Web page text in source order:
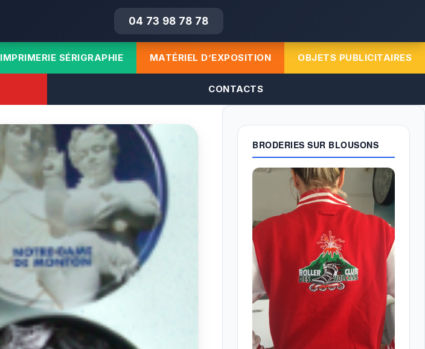
04 73 98 78 78
IMPRIMERIE SÉRIGRAPHIE MATÉRIEL D’EXPOSITION OBJETS PUBLICITAIRES
CONTACTS
BRODERIES SUR BLOUSONS